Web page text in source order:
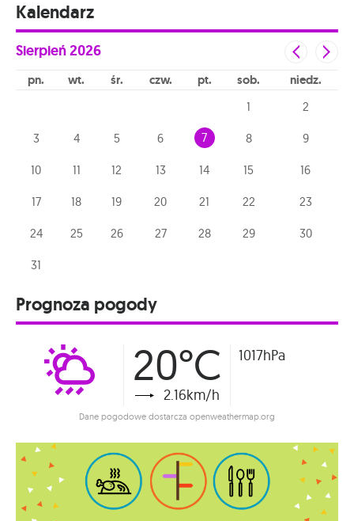
Kalendarz
Sierpień2026
pn wt śr czw pt sob niedz
1 2
3 4 5 6 7 8 9
10 11 12 13 14 15 16
17 18 19 20 21 22 23
24 25 26 27 28 29 30
31
Prognoza pogody
20°C
2.16km/h
1017hPa
Dane pogodowe dostarcza openweathermap.org